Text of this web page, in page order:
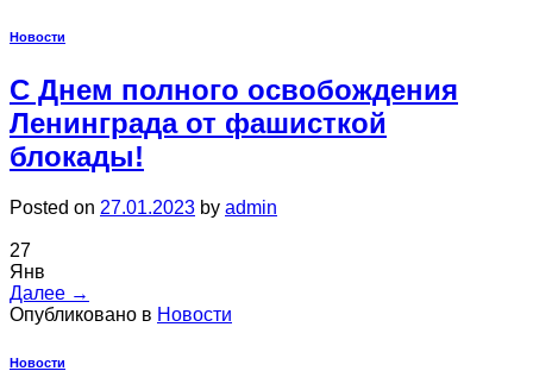
Новости
С Днем полного освобождения
Ленинграда от фашисткой
блокады!
Posted on 27.01.2023 by admin
27
Янв
Далее →
Опубликовано в Новости
Новости